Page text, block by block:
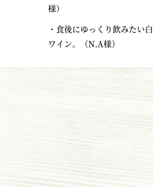
様）
・食後にゆっくり飲みたい白
ワイン。（N.A様）